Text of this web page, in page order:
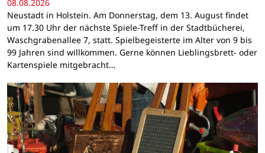
08.08.2026
Neustadt in Holstein. Am Donnerstag, dem 13. August findet
um 17.30 Uhr der nächste Spiele-Treff in der Stadtbücherei,
Waschgrabenallee 7, statt. Spielbegeisterte im Alter von 9 bis
99 Jahren sind willkommen. Gerne können Lieblingsbrett- oder
Kartenspiele mitgebracht…